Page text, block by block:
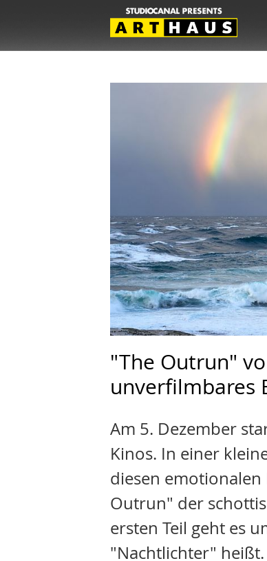
"The Outrun"
unverfilmbares
Am 5. Dezember
Kinos. In einer
diesen
Outrun" der
ersten Teil geht es
"Nachtlichter" heißt.